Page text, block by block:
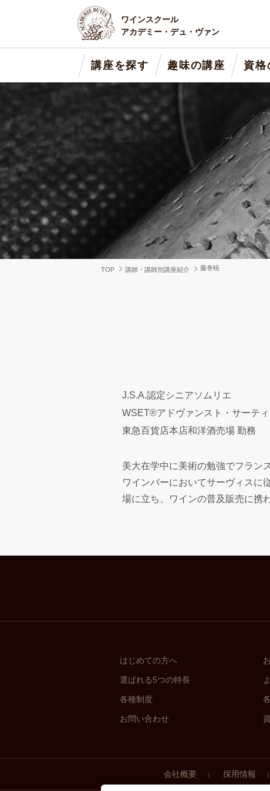
ワインスクール
アカデミー・デュ・ヴァン
講座を探す 趣味の講座 資格
TOP 講師・講師別講座紹介 藤巻暁
J.S.A.認定シニアソムリエ
WSET®アドヴァンスト・サーティ
東急百貨店本店和洋酒売場 勤務
美大在学中に美術の勉強でフラン
ワインバーにおいてサーヴィスに
場に立ち、ワインの普及販売に携
はじめての方へ
選ばれる5つの特長
各種制度
お問い合わせ
会社概要 採用情報